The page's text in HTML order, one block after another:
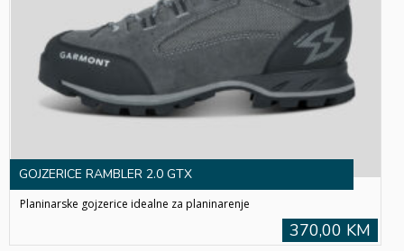
GOJZERICE RAMBLER 2.0 GTX
Planinarske gojzerice idealne za planinarenje
370,00 KM